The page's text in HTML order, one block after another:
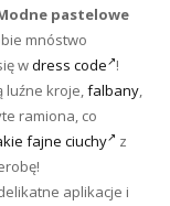
pastelowe
mnóstwo
wdress code !
luźne kroje,falbany,
ramiona, co
fajne ciuchy
z
aplikacje i